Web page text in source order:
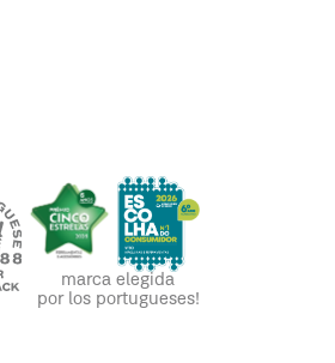
marca elegida
por los portugueses!